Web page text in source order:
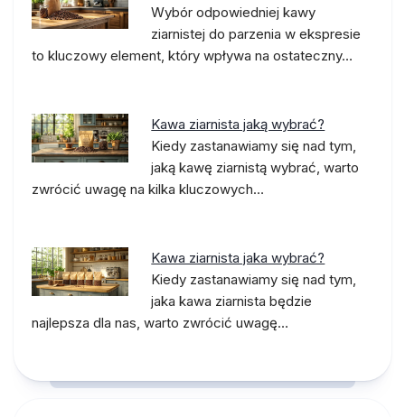
Wybór odpowiedniej kawy
ziarnistej do parzenia w ekspresie
to kluczowy element, który wpływa na ostateczny…
Kawa ziarnista jaką wybrać?
Kiedy zastanawiamy się nad tym,
jaką kawę ziarnistą wybrać, warto
zwrócić uwagę na kilka kluczowych…
Kawa ziarnista jaka wybrać?
Kiedy zastanawiamy się nad tym,
jaka kawa ziarnista będzie
najlepsza dla nas, warto zwrócić uwagę…